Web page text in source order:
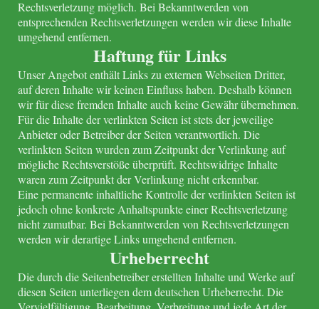
Rechtsverletzung möglich. Bei Bekanntwerden von
entsprechenden Rechtsverletzungen werden wir diese Inhalte
umgehend entfernen.
Haftung für Links
Unser Angebot enthält Links zu externen Webseiten Dritter,
auf deren Inhalte wir keinen Einfluss haben. Deshalb können
wir für diese fremden Inhalte auch keine Gewähr übernehmen.
Für die Inhalte der verlinkten Seiten ist stets der jeweilige
Anbieter oder Betreiber der Seiten verantwortlich. Die
verlinkten Seiten wurden zum Zeitpunkt der Verlinkung auf
mögliche Rechtsverstöße überprüft. Rechtswidrige Inhalte
waren zum Zeitpunkt der Verlinkung nicht erkennbar.
Eine permanente inhaltliche Kontrolle der verlinkten Seiten ist
jedoch ohne konkrete Anhaltspunkte einer Rechtsverletzung
nicht zumutbar. Bei Bekanntwerden von Rechtsverletzungen
werden wir derartige Links umgehend entfernen.
Urheberrecht
Die durch die Seitenbetreiber erstellten Inhalte und Werke auf
diesen Seiten unterliegen dem deutschen Urheberrecht. Die